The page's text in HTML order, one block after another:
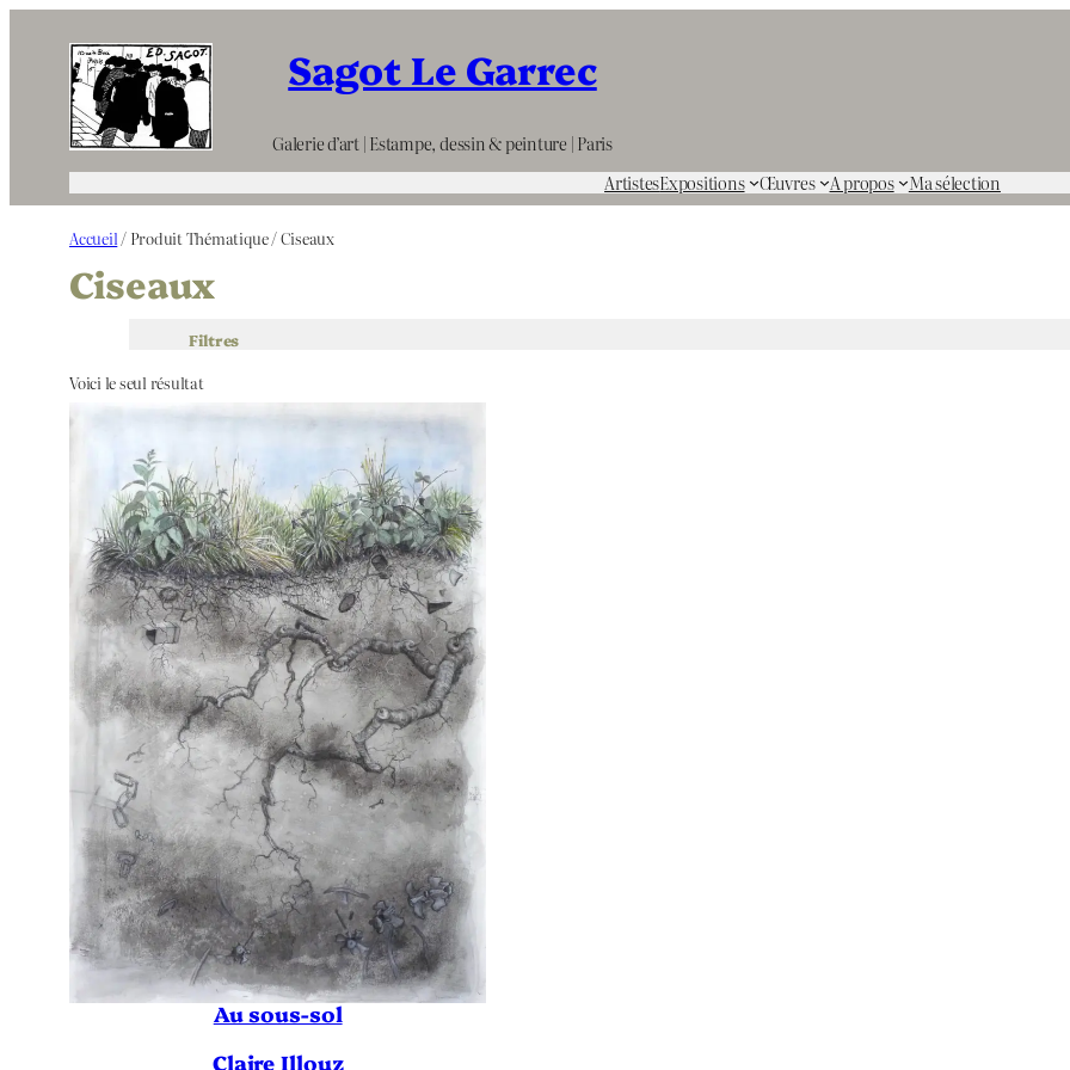
contenu
Sagot Le Garrec
Galerie d’art | Estampe, dessin & peinture | Paris
ArtistesExpositions Œuvres A propos Ma sélection
Accueil / Produit Thématique / Ciseaux
Ciseaux
Filtres
Voici le seul résultat
Au sous-sol
Claire Illouz